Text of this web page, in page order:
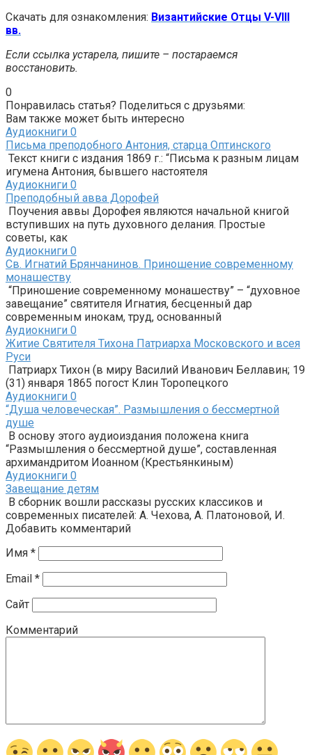
Скачать для ознакомления: Византийские Отцы V-VIII
вв.
Если ссылка устарела, пишите – постараемся
восстановить.
0
Понравилась статья? Поделиться с друзьями:
Вам также может быть интересно
Аудиокниги 0
Письма преподобного Антония, старца Оптинского
Текст книги с издания 1869 г.: “Письма к разным лицам
игумена Антония, бывшего настоятеля
Аудиокниги 0
Преподобный авва Дорофей
Поучения аввы Дорофея являются начальной книгой
вступивших на путь духовного делания. Простые
советы, как
Аудиокниги 0
Св. Игнатий Брянчанинов. Приношение современному
монашеству
“Приношение современному монашеству” – “духовное
завещание” святителя Игнатия, бесценный дар
современным инокам, труд, основанный
Аудиокниги 0
Житие Святителя Тихона Патриарха Московского и всея
Руси
Патриарх Тихон (в миру Василий Иванович Беллавин; 19
(31) января 1865 погост Клин Торопецкого
Аудиокниги 0
“Душа человеческая”. Размышления о бессмертной
душе
В основу этого аудиоиздания положена книга
“Размышления о бессмертной душе”, составленная
архимандритом Иоанном (Крестьянкиным)
Аудиокниги 0
Завещание детям
В сборник вошли рассказы русских классиков и
современных писателей: А. Чехова, А. Платоновой, И.
Добавить комментарий
Имя *
Email *
Сайт
Комментарий